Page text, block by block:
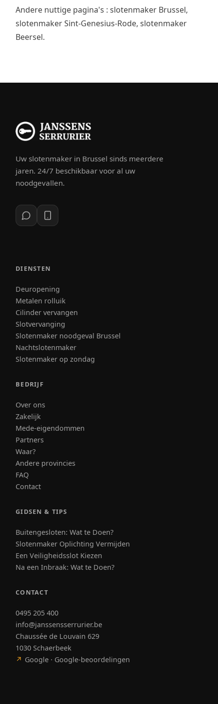
Andere nuttige pagina's : slotenmaker Brussel,
slotenmaker Sint-Genesius-Rode, slotenmaker
Beersel.
Uw slotenmaker in Brussel sinds meerdere
jaren. 24/7 beschikbaar voor al uw
noodgevallen.
DIENSTEN
Deuropening
Metalen rolluik
Cilinder vervangen
Slotvervanging
Slotenmaker noodgeval Brussel
Nachtslotenmaker
Slotenmaker op zondag
BEDRIJF
Over ons
Zakelijk
Mede-eigendommen
Partners
Waar?
Andere provincies
FAQ
Contact
GIDSEN & TIPS
Buitengesloten: Wat te Doen?
Slotenmaker Oplichting Vermijden
Een Veiligheidsslot Kiezen
Na een Inbraak: Wat te Doen?
CONTACT
0495 205 400
info@janssensserrurier.be
Chaussée de Louvain 629
1030 Schaerbeek
↗ Google · Google-beoordelingen